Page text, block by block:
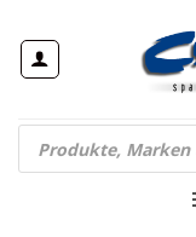
Inhalt
springen
Products
search